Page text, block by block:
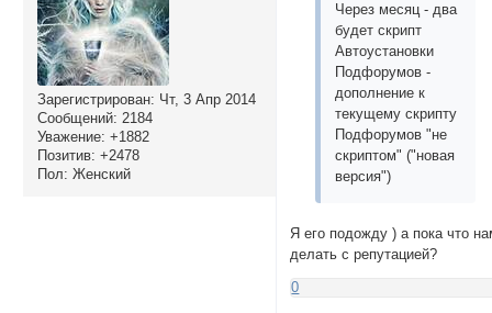
Зарегистрирован: Чт, 3 Апр 2014
Сообщений: 2184
Уважение: +1882
Позитив: +2478
Пол: Женский
Через месяц - два
будет скрипт
Автоустановки
Подфорумов -
дополнение к
текущему скрипту
Подфорумов "не
скриптом" ("новая
версия")
Я его подожду ) а пока что
делать с репутацией?
0